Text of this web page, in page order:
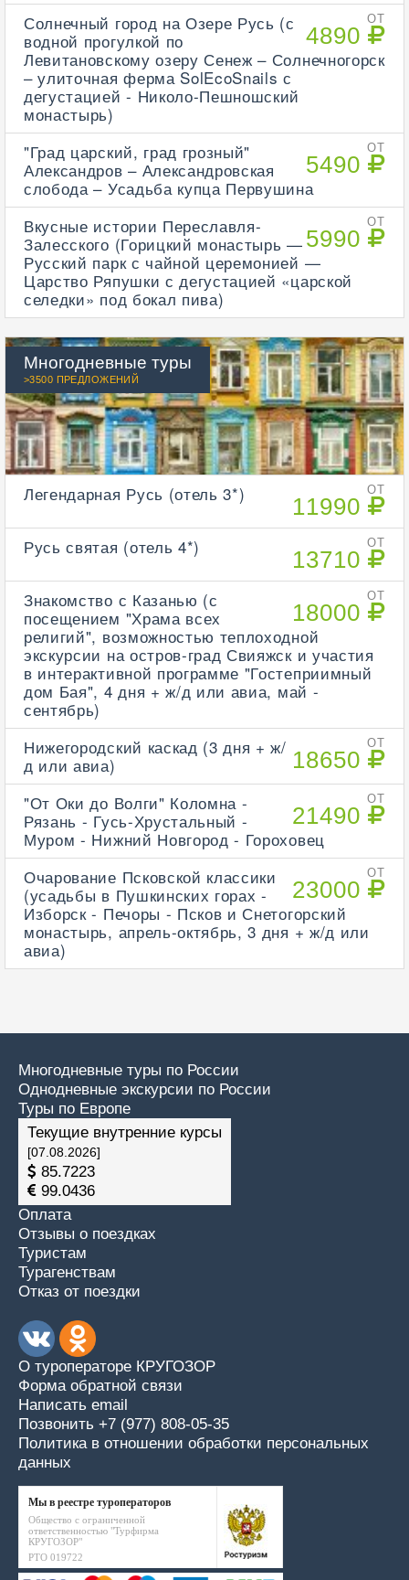
ОТ
4890
Солнечный город на Озере Русь (с
водной прогулкой по
Левитановскому озеру Сенеж – Солнечногорск
– улиточная ферма SolEcoSnails с
дегустацией - Николо-Пешношский
монастырь)
ОТ
5490
"Град царский, град грозный"
Александров – Александровская
слобода – Усадьба купца Первушина
ОТ
5990
Вкусные истории Переславля-
Залесского (Горицкий монастырь —
Русский парк с чайной церемонией —
Царство Ряпушки с дегустацией «царской
селедки» под бокал пива)
Многодневные туры
>3500 ПРЕДЛОЖЕНИЙ
ОТ
11990
Легендарная Русь (отель 3*)
ОТ
13710
Русь святая (отель 4*)
ОТ
18000
Знакомство с Казанью (с
посещением "Храма всех
религий", возможностью теплоходной
экскурсии на остров-град Свияжск и участия
в интерактивной программе "Гостеприимный
дом Бая", 4 дня + ж/д или авиа, май -
сентябрь)
ОТ
18650
Нижегородский каскад (3 дня + ж/
д или авиа)
ОТ
21490
"От Оки до Волги" Коломна -
Рязань - Гусь-Хрустальный -
Муром - Нижний Новгород - Гороховец
ОТ
23000
Очарование Псковской классики
(усадьбы в Пушкинских горах -
Изборск - Печоры - Псков и Снетогорский
монастырь, апрель-октябрь, 3 дня + ж/д или
авиа)
Многодневные туры по России
Однодневные экскурсии по России
Туры по Европе
Текущие внутренние курсы
[07.08.2026]
85.7223
99.0436
Оплата
Отзывы о поездках
Туристам
Турагенствам
Отказ от поездки
О туроператоре КРУГОЗОР
Форма обратной связи
Написать email
Позвонить +7 (977) 808-05-35
Политика в отношении обработки персональных
данных
Мы в реестре туроператоров
Общество с ограниченной
ответственностью "Турфирма
КРУГОЗОР"
РТО 019722